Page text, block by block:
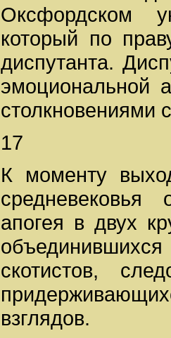
Оксфордском
который по
диспутанта.
эмоциональной
столкновениями
17
К моменту
средневековья
апогея в двух
объединившихся
скотистов,
взглядов.